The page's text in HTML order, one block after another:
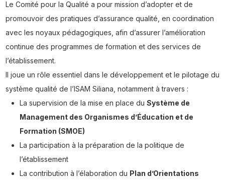
Le Comité pour la Qualité a pour mission d’adopter et de
promouvoir des pratiques d’assurance qualité, en coordination
avec les noyaux pédagogiques, afin d’assurer l’amélioration
continue des programmes de formation et des services de
l’établissement.
Il joue un rôle essentiel dans le développement et le pilotage du
système qualité de l’ISAM Siliana, notamment à travers :
La supervision de la mise en place du Système de
Management des Organismes d’Éducation et de
Formation (SMOE)
La participation à la préparation de la politique de
l’établissement
La contribution à l’élaboration du Plan d’Orientations